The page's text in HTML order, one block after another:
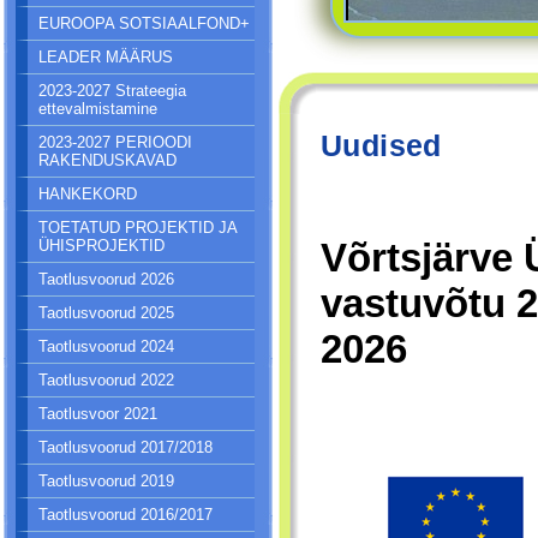
EUROOPA SOTSIAALFOND+
LEADER MÄÄRUS
2023-2027 Strateegia
ettevalmistamine
2023-2027 PERIOODI
RAKENDUSKAVAD
HANKEKORD
TOETATUD PROJEKTID JA
ÜHISPROJEKTID
Taotlusvoorud 2026
Taotlusvoorud 2025
Taotlusvoorud 2024
Taotlusvoorud 2022
Taotlusvoor 2021
Taotlusvoorud 2017/2018
Taotlusvoorud 2019
Taotlusvoorud 2016/2017
Uudised
Võrtsjärve
vastuvõtu
2026